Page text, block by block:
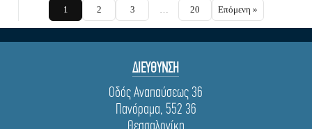
1 2 3 … 20 Επόμενη »
ΔΙΕΥΘΥΝΣΗ
Οδός Αναπαύσεως 36
Πανόραμα, 552 36
Θεσσαλονίκη